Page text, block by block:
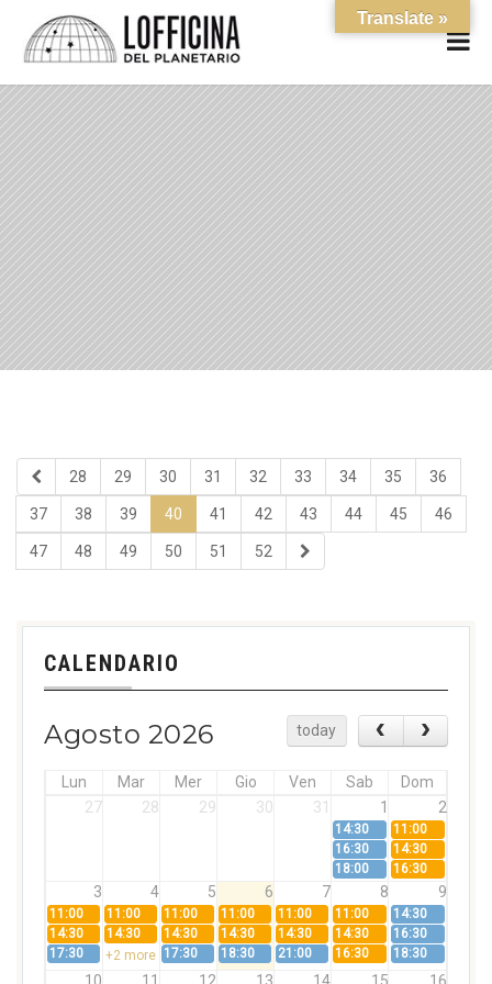
28 29 30 31 32 33 34 35 36
37 38 39 40 41 42 43 44 45 46
47 48 49 50 51 52
CALENDARIO
Agosto 2026 today
Lun Mar Mer Gio Ven Sab
Dom
27
28 29 30 31 1 2
14:30
11:00
16:30
14:30
18:00
16:30
3 4 5 6 7 8 9
11:00 11:00 11:00 11:00 11:00 11:00
14:30
14:30
14:30 14:30 14:30 14:30 14:30
16:30
17:30
+2 more 17:30 18:30 21:00 16:30 18:30
Translate »